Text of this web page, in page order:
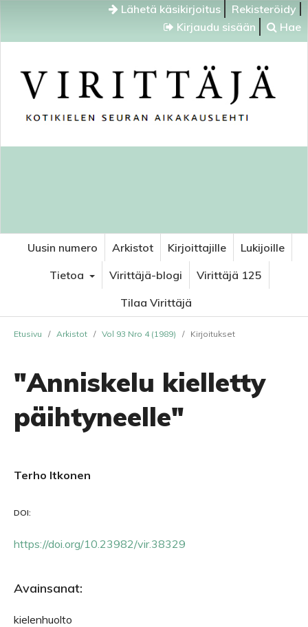
Lähetä käsikirjoitus
Rekisteröidy
Kirjaudu sisään
Hae
Uusin numero Arkistot Kirjoittajille
Lukijoille
Tietoa
Virittäjä-blogi
Virittäjä 125
Tilaa Virittäjä
Etusivu / Arkistot / Vol 93 Nro 4 (1989) / Kirjoitukset
"Anniskelu kielletty
päihtyneelle"
Terho Itkonen
DOI:
https://doi.org/10.23982/vir.38329
Avainsanat:
kielenhuolto